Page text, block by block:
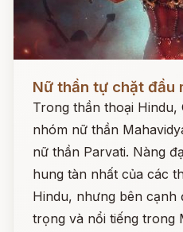
Nữ thần tự chặt đầu
Trong thần thoại Hindu,
nhóm nữ thần
nữ thần Parvati. Nàng
hung tàn nhất của các
Hindu, nhưng bên cạnh
trọng và nổi tiếng trong